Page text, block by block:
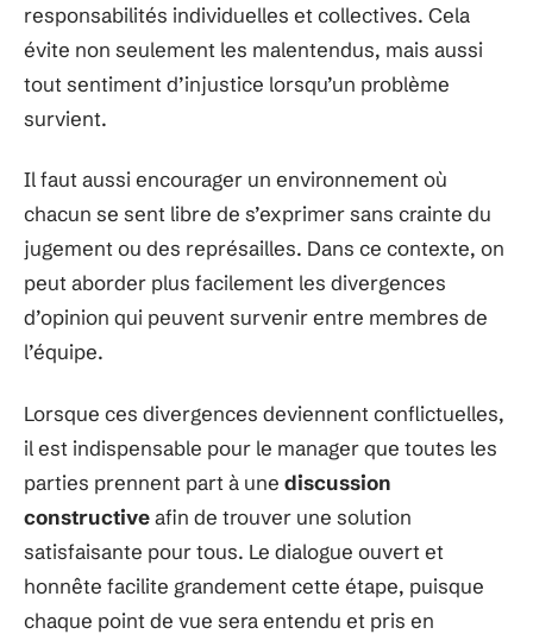
responsabilités individuelles et collectives. Cela
évite non seulement les malentendus, mais aussi
tout sentiment d’injustice lorsqu’un problème
survient.
Il faut aussi encourager un environnement où
chacun se sent libre de s’exprimer sans crainte du
jugement ou des représailles. Dans ce contexte, on
peut aborder plus facilement les divergences
d’opinion qui peuvent survenir entre membres de
l’équipe.
Lorsque ces divergences deviennent conflictuelles,
il est indispensable pour le manager que toutes les
parties prennent part à une discussion
constructiveafin de trouver une solution
satisfaisante pour tous. Le dialogue ouvert et
honnête facilite grandement cette étape, puisque
chaque point de vue sera entendu et pris en